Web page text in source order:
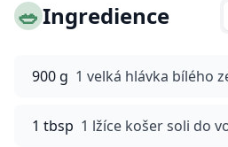
🥗Ingredience
900 g 1 velká hlávka bílého
1 tbsp 1 lžíce košer soli do